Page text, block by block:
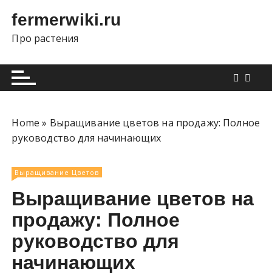
й
fermerwiki.ru
Про растения
Home » Выращивание цветов на продажу: Полное
руководство для начинающих
Выращивание Цветов
Выращивание цветов на
продажу: Полное
руководство для
начинающих